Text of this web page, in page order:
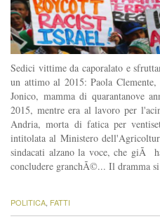
Sedici vittime da caporalato e
un attimo al 2015: Paola
Jonico, mamma di quarantanove
2015, mentre era al lavoro per
Andria, morta di fatica per
intitolata al Ministero
sindacati alzano la voce, che giÃ
concludere granchÃ©... Il dramma
POLITICA, FATTI